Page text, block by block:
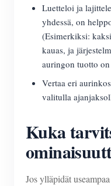
Luetteloi ja
yhdessä, on
(Esimerkiksi:
kauas, ja
auringon tuotto
Vertaa eri
valitulla
Kuka
Jos ylläpidät